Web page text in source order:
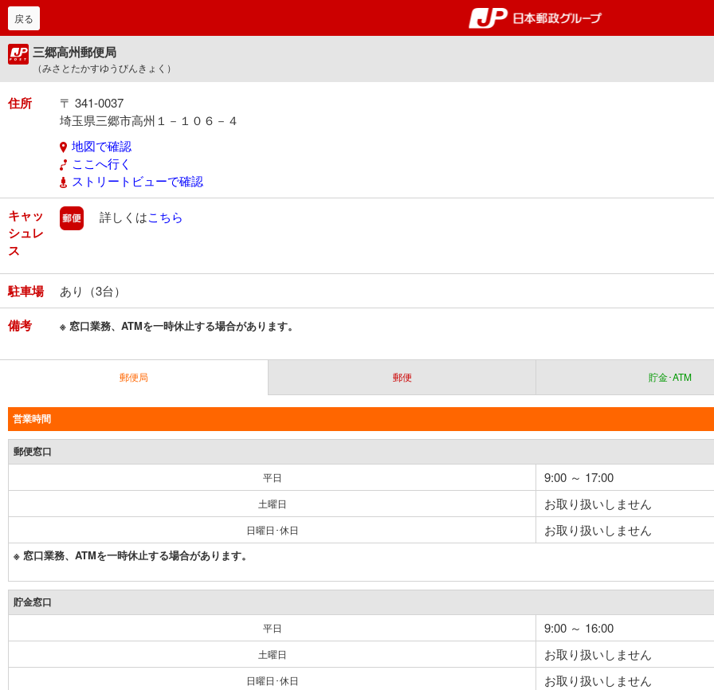
郵便局・日本郵政グルー
戻る
三郷高州郵便局
（みさとたかすゆうびんきょく）
住所
〒 341-0037
埼玉県三郷市高州１－１０６－４
地図で確認
ここへ行く
ストリートビューで確認
キャッ
シュレ
ス
郵便
詳しくはこちら
駐車場 あり（3台）
備考 ※ 窓口業務、ATMを一時休止する場合があります。
郵便局 郵便 貯金･ATM
営業時間
郵便窓口
平日 9:00 ～ 17:00
土曜日 お取り扱いしません
日曜日･休日 お取り扱いしません
※ 窓口業務、ATMを一時休止する場合があります。
貯金窓口
平日 9:00 ～ 16:00
土曜日 お取り扱いしません
日曜日･休日 お取り扱いしません